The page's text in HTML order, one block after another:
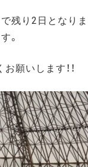
残り2日となり
。
願いします！！